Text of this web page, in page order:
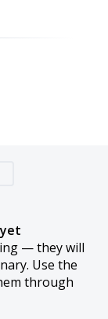
— they will
Use the
through